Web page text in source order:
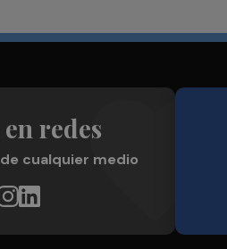
redes
cualquier medio